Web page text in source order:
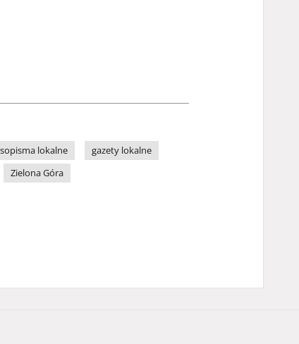
lokalne
gazety lokalne
Zielona Góra